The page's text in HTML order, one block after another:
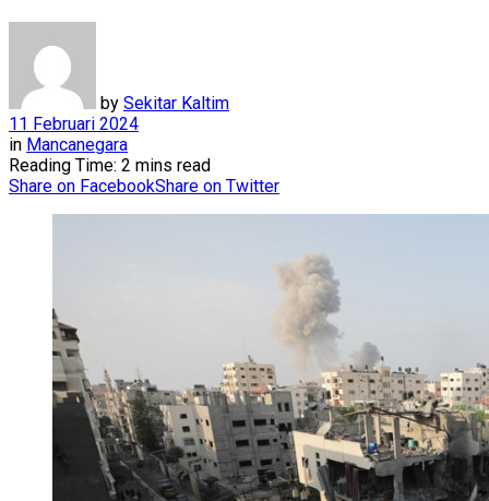
by Sekitar Kaltim
11 Februari 2024
in Mancanegara
Reading Time: 2 mins read
Share on FacebookShare on Twitter